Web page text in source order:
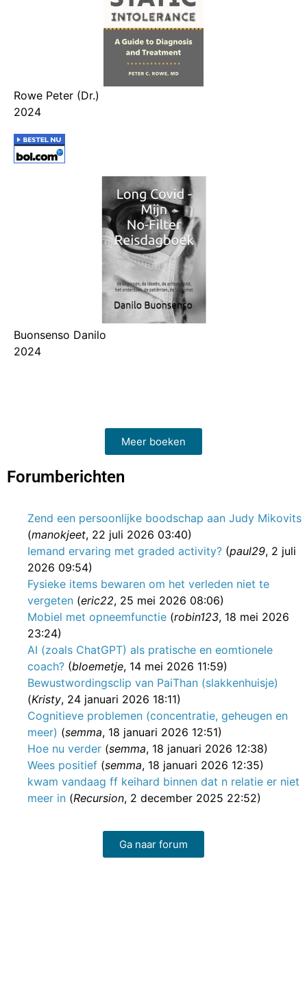
Rowe Peter (Dr.)
2024
Buonsenso Danilo
2024
Meer boeken
Forumberichten
Zend een persoonlijke boodschap aan Judy Mikovits
(manokjeet, 22 juli 2026 03:40)
Iemand ervaring met graded activity? (paul29, 2 juli
2026 09:54)
Fysieke items bewaren om het verleden niet te
vergeten (eric22, 25 mei 2026 08:06)
Mobiel met opneemfunctie (robin123, 18 mei 2026
23:24)
AI (zoals ChatGPT) als pratische en eomtionele
coach? (bloemetje, 14 mei 2026 11:59)
Bewustwordingsclip van PaiThan (slakkenhuisje)
(Kristy, 24 januari 2026 18:11)
Cognitieve problemen (concentratie, geheugen en
meer) (semma, 18 januari 2026 12:51)
Hoe nu verder (semma, 18 januari 2026 12:38)
Wees positief (semma, 18 januari 2026 12:35)
kwam vandaag ff keihard binnen dat n relatie er niet
meer in (Recursion, 2 december 2025 22:52)
Ga naar forum